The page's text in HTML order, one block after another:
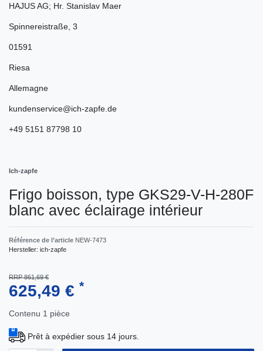
HAJUS AG; Hr. Stanislav Maer
Spinnereistraße 3
01591
Riesa
Allemagne
kundenservice@ich-zapfe.de
+49 5151 87798 10
Ich-zapfe
Frigo boisson, type GKS29-V-H-280F
blanc avec éclairage intérieur
Référence de l’article NEW-7473
Hersteller: ich-zapfe
RRP 861,69 €
625,49 € *
Contenu 1 pièce
Prêt à expédier sous 14 jours.